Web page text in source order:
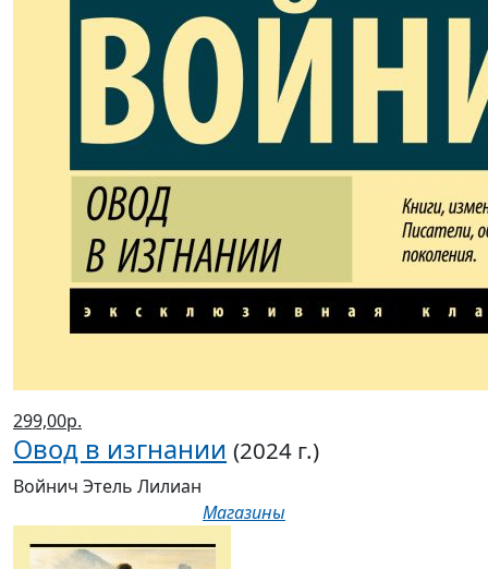
299,00р.
Овод в изгнании (2024 г.)
Войнич Этель Лилиан
Магазины